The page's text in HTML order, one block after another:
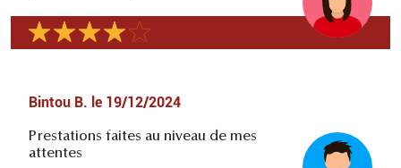
Bintou B. le 19/12/2024
Prestations faites au niveau de mes
attentes